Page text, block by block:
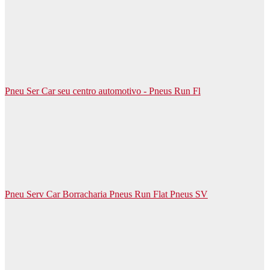
Pneu Ser Car seu centro automotivo - Pneus Run Fl
Pneu Serv Car Borracharia Pneus Run Flat Pneus SV